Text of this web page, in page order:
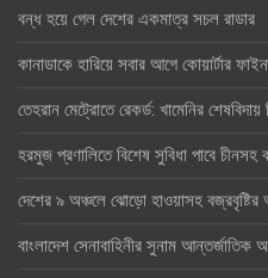
বন্ধ হয়ে গেল দেশের একমাত্র সচল রাডার
কানাডাকে হারিয়ে সবার আগে কোয়ার্টার
তেহরান মেট্রোতে রেকর্ড: খামেনির
হরমুজ প্রণালিতে বিশেষ সুবিধা পাবে
দেশের ৯ অঞ্চলে ঝোড়ো হাওয়াসহ
বাংলাদেশ সেনাবাহিনীর সুনাম আন্তর্জাতিক